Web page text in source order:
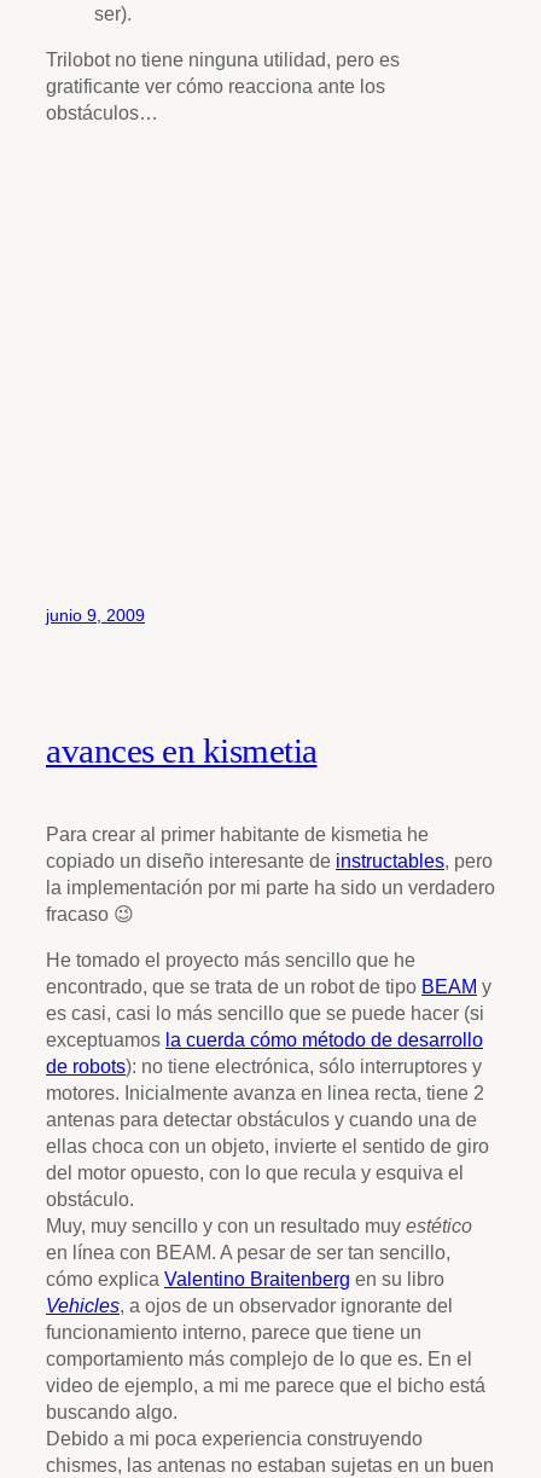
ser).
Trilobot no tiene ninguna utilidad, pero es
gratificante ver cómo reacciona ante los
obstáculos…
junio 9, 2009
avances en kismetia
Para crear al primer habitante de kismetia he
copiado un diseño interesante de instructables, pero
la implementación por mi parte ha sido un verdadero
fracaso 😉
He tomado el proyecto más sencillo que he
encontrado, que se trata de un robot de tipo BEAM y
es casi, casi lo más sencillo que se puede hacer (si
exceptuamos la cuerda cómo método de desarrollo
de robots): no tiene electrónica, sólo interruptores y
motores. Inicialmente avanza en linea recta, tiene 2
antenas para detectar obstáculos y cuando una de
ellas choca con un objeto, invierte el sentido de giro
del motor opuesto, con lo que recula y esquiva el
obstáculo.
Muy, muy sencillo y con un resultado muy estético
en línea con BEAM. A pesar de ser tan sencillo,
cómo explica Valentino Braitenberg en su libro
Vehicles, a ojos de un observador ignorante del
funcionamiento interno, parece que tiene un
comportamiento más complejo de lo que es. En el
video de ejemplo, a mi me parece que el bicho está
buscando algo.
Debido a mi poca experiencia construyendo
chismes, las antenas no estaban sujetas en un buen